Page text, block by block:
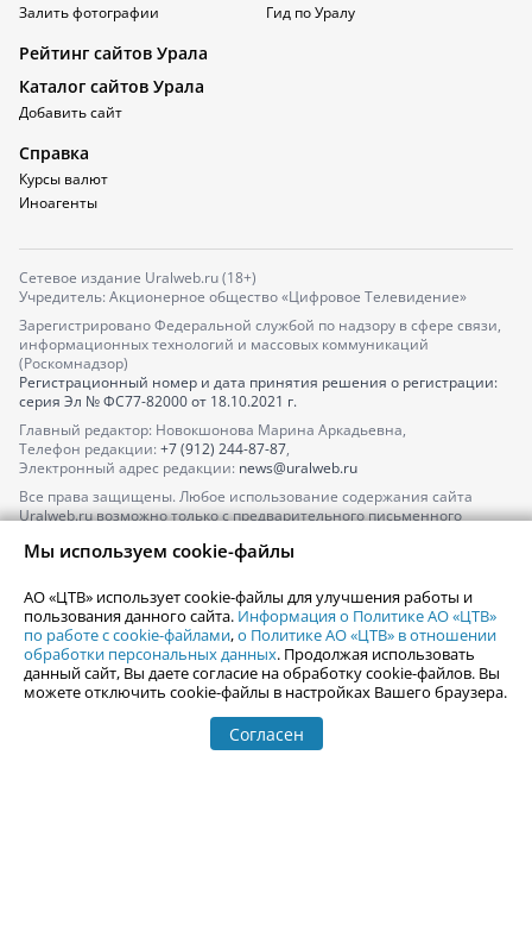
Залить фотографии
Гид по Уралу
Рейтинг сайтов Урала
Каталог сайтов Урала
Добавить сайт
Справка
Курсы валют
Иноагенты
Сетевое издание Uralweb.ru (18+)
Учредитель: Акционерное общество «Цифровое Телевидение»
Зарегистрировано Федеральной службой по надзору в сфере связи,
информационных технологий и массовых коммуникаций
(Роскомнадзор)
Регистрационный номер и дата принятия решения о регистрации:
серия Эл № ФС77-82000от 18.10.2021 г.
Главный редактор: Новокшонова Марина Аркадьевна,
Телефон редакции: +7 (912) 244-87-87,
Электронный адрес редакции: news@uralweb.ru
Все права защищены. Любое использование содержания сайта
Uralweb.ru возможно только с предварительного письменного
По вопросам размещения рекламы обращайтесь по тел.
По вопросам размещения информации в разделе «Афиша»
afisha@uralweb.ru
Пользовательское соглашение на использование сайта
Политика АО «ЦТВ» в отношении обработки персональных данных
Мы используем cookie-файлы
АО «ЦТВ» использует cookie-файлы для улучшения работы и
пользования данного сайта. Информация о Политике АО «ЦТВ»
по работе с cookie-файлами,о Политике АО «ЦТВ» в отношении
обработки персональных данных. Продолжая использовать
данный сайт, Вы даете согласие на обработку cookie-файлов. Вы
можете отключить cookie-файлы в настройках Вашего браузера.
Согласен